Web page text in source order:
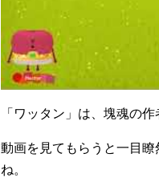
「ワッタン」は、塊魂の
動画を見てもらうと一目
ね。